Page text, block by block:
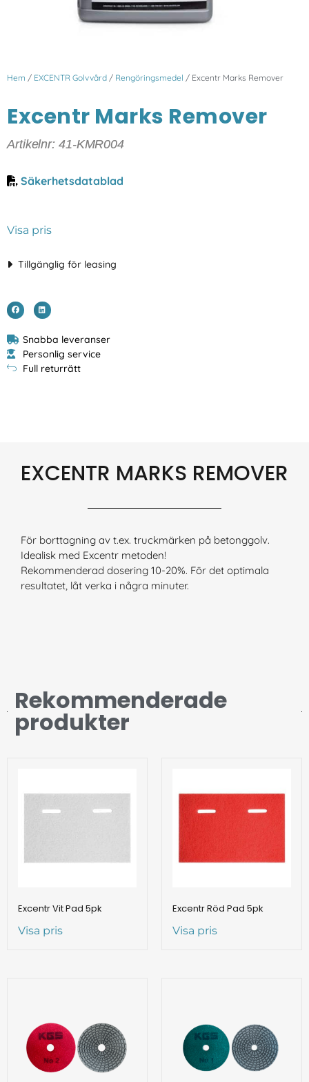
Hem / EXCENTR Golvvård / Rengöringsmedel / Excentr Marks Remover
Excentr Marks Remover
Artikelnr: 41-KMR004
Säkerhetsdatablad
Visa pris
Tillgänglig för leasing
Snabba leveranser
Personlig service
Full returrätt
EXCENTR MARKS REMOVER
För borttagning av t.ex. truckmärken på betonggolv.
Idealisk med Excentr metoden!
Rekommenderad dosering 10-20%. För det optimala
resultatet, låt verka i några minuter.
Rekommenderade
produkter
Excentr Vit Pad 5pk
Visa pris
Excentr Röd Pad 5pk
Visa pris